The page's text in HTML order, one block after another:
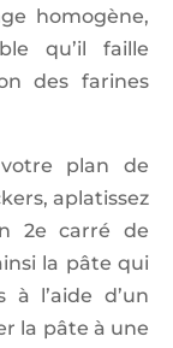
homogène,
qu’il faille
des farines
plan de
aplatissez
2e carré de
la pâte qui
l’aide d’un
la pâte à une